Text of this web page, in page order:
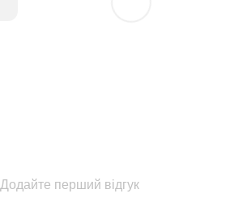
Додайте перший відгук